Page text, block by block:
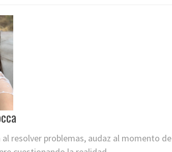
resolver problemas, audaz al momento de